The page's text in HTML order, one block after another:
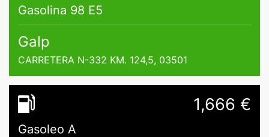
Gasolina 98 E5
Galp
CARRETERA N-332 KM. 124,5, 03501
1,666 €
Gasoleo A